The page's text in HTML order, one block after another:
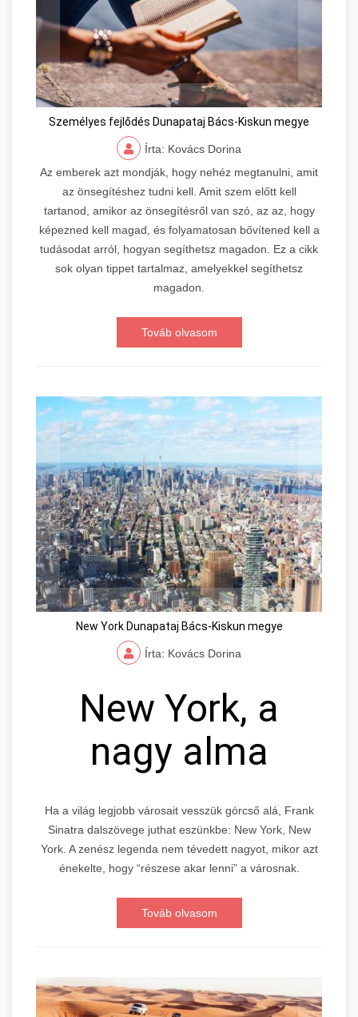
Személyes fejlődés Dunapataj Bács-Kiskun megye
Írta: Kovács Dorina
Az emberek azt mondják, hogy nehéz megtanulni, amit
az önsegítéshez tudni kell. Amit szem előtt kell
tartanod, amikor az önsegítésről van szó, az az, hogy
képezned kell magad, és folyamatosan bővítened kell a
tudásodat arról, hogyan segíthetsz magadon. Ez a cikk
sok olyan tippet tartalmaz, amelyekkel segíthetsz
magadon.
Továb olvasom
New York Dunapataj Bács-Kiskun megye
Írta: Kovács Dorina
New York, a
nagy alma
Ha a világ legjobb városait vesszük górcső alá, Frank
Sinatra dalszövege juthat eszünkbe: New York, New
York. A zenész legenda nem tévedett nagyot, mikor azt
énekelte, hogy “részese akar lenni” a városnak.
Továb olvasom